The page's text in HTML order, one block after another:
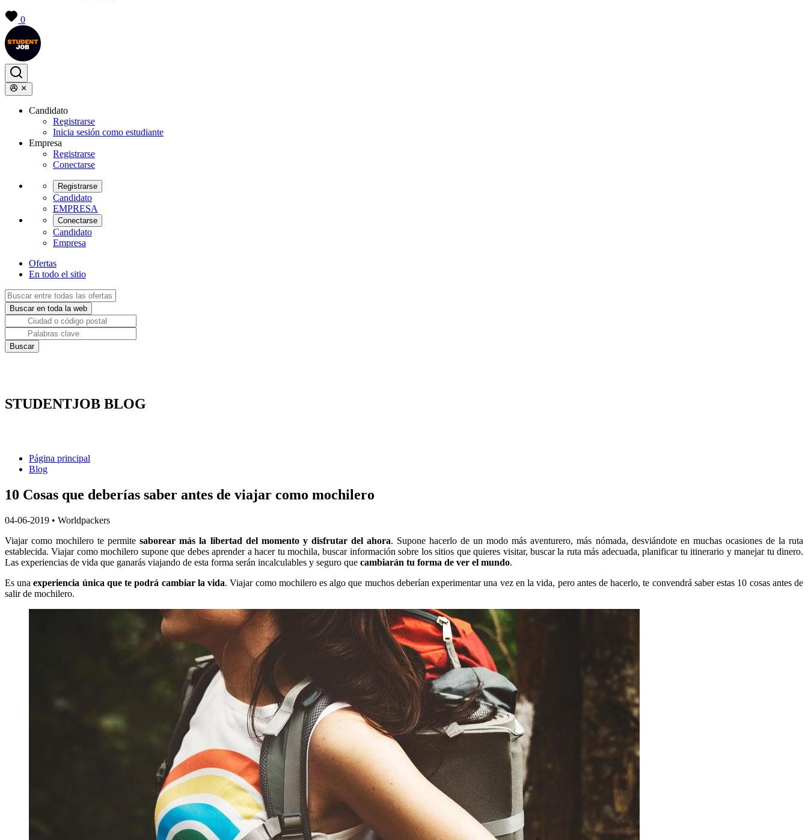
0
Candidato
Registrarse
Inicia sesión como estudiante
Empresa
Registrarse
Conectarse
Registrarse
Candidato
EMPRESA
Conectarse
Candidato
Empresa
Ofertas
En todo el sitio
STUDENTJOB BLOG
Página principal
Blog
10 Cosas que deberías saber antes de viajar como mochilero
04-06-2019 • Worldpackers
Viajar como mochilero te permitesaborear más la libertad del momento y disfrutar del ahora. Supone hacerlo de un modo más aventurero, más nómada, desviándote en muchas ocasiones de la ruta
establecida. Viajar como mochilero supone que debes aprender a hacer tu mochila, buscar información sobre los sitios que quieres visitar, buscar la ruta más adecuada, planificar tu itinerario y manejar tu dinero.
Las experiencias de vida que ganarás viajando de esta forma serán incalculables y seguro que cambiarán tu forma de ver el mundo.
Es unaexperiencia única que te podrá cambiar la vida. Viajar como mochilero es algo que muchos deberían experimentar una vez en la vida, pero antes de hacerlo, te convendrá saber estas 10 cosas antes de
salir de mochilero.